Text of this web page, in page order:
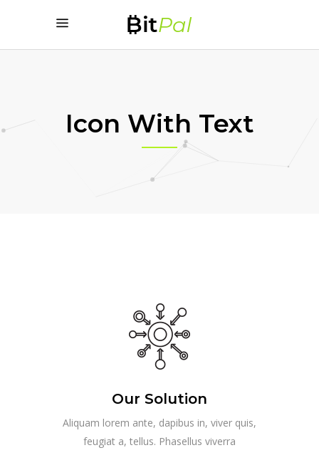
Icon With Text
Our Solution
Aliquam lorem ante, dapibus in, viver quis,
feugiat a, tellus. Phasellus viverra